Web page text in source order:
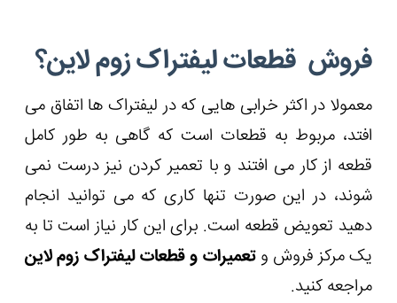
فروش قطعات لیفتراک زوم لاین؟
معمولا در اکثر خرابی هایی که در لیفتراک ها اتفاق می
افتد، مربوط به قطعات است که گاهی به طور کامل
قطعه از کار می افتند و با تعمیر کردن نیز درست نمی
شوند، در این صورت تنها کاری که می توانید انجام
دهید تعویض قطعه است. برای این کار نیاز است تا به
یک مرکز فروش وتعمیرات و قطعات لیفتراک زوم لاین
مراجعه کنید.